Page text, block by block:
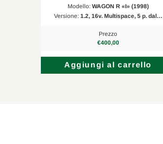
Modello: WAGON R «I» (1998)
Versione: 1.2, 16v. Multispace, 5 p. dal…
Prezzo
€400,00
Aggiungi al carrello